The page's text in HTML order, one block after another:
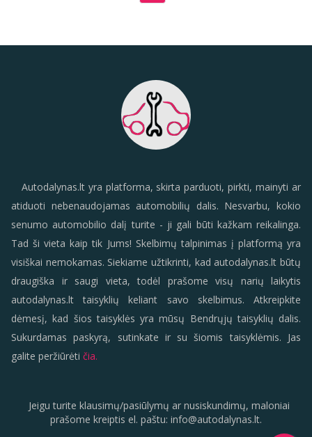
Autodalynas.lt yra platforma, skirta parduoti, pirkti, mainyti ar
atiduoti nebenaudojamas automobilių dalis. Nesvarbu, kokio
senumo automobilio dalį turite - ji gali būti kažkam reikalinga.
Tad ši vieta kaip tik Jums! Skelbimų talpinimas į platformą yra
visiškai nemokamas. Siekiame užtikrinti, kad autodalynas.lt būtų
draugiška ir saugi vieta, todėl prašome visų narių laikytis
autodalynas.lt taisyklių keliant savo skelbimus. Atkreipkite
dėmesį, kad šios taisyklės yra mūsų Bendrųjų taisyklių dalis.
Sukurdamas paskyrą, sutinkate ir su šiomis taisyklėmis. Jas
galite peržiūrėti čia.
Jeigu turite klausimų/pasiūlymų ar nusiskundimų, maloniai
prašome kreiptis el. paštu: info@autodalynas.lt.